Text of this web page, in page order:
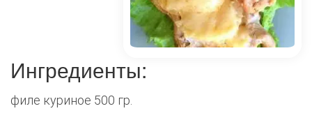
Ингредиенты:
филе куриное 500 гр.